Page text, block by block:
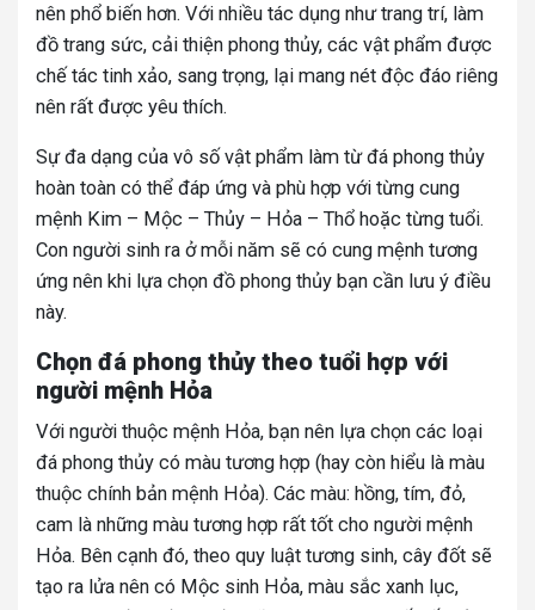
nên phổ biến hơn. Với nhiều tác dụng như trang trí, làm
đồ trang sức, cải thiện phong thủy, các vật phẩm được
chế tác tinh xảo, sang trọng, lại mang nét độc đáo riêng
nên rất được yêu thích.
Sự đa dạng của vô số vật phẩm làm từ đá phong thủy
hoàn toàn có thể đáp ứng và phù hợp với từng cung
mệnh Kim – Mộc – Thủy – Hỏa – Thổ hoặc từng tuổi.
Con người sinh ra ở mỗi năm sẽ có cung mệnh tương
ứng nên khi lựa chọn đồ phong thủy bạn cần lưu ý điều
này.
Chọn đá phong thủy theo tuổi hợp với
người mệnh Hỏa
Với người thuộc mệnh Hỏa, bạn nên lựa chọn các loại
đá phong thủy có màu tương hợp (hay còn hiểu là màu
thuộc chính bản mệnh Hỏa). Các màu: hồng, tím, đỏ,
cam là những màu tương hợp rất tốt cho người mệnh
Hỏa. Bên cạnh đó, theo quy luật tương sinh, cây đốt sẽ
tạo ra lửa nên có Mộc sinh Hỏa, màu sắc xanh lục,